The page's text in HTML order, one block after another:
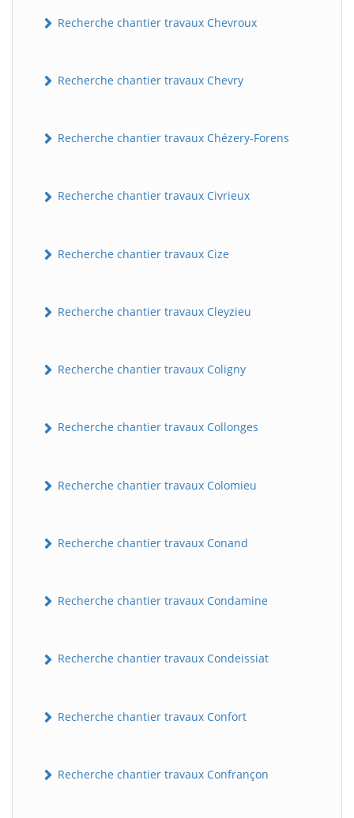
Recherche chantier travaux Chevroux
Recherche chantier travaux Chevry
Recherche chantier travaux Chézery-Forens
Recherche chantier travaux Civrieux
Recherche chantier travaux Cize
Recherche chantier travaux Cleyzieu
Recherche chantier travaux Coligny
Recherche chantier travaux Collonges
Recherche chantier travaux Colomieu
Recherche chantier travaux Conand
Recherche chantier travaux Condamine
Recherche chantier travaux Condeissiat
Recherche chantier travaux Confort
Recherche chantier travaux Confrançon
B BatiWebPro